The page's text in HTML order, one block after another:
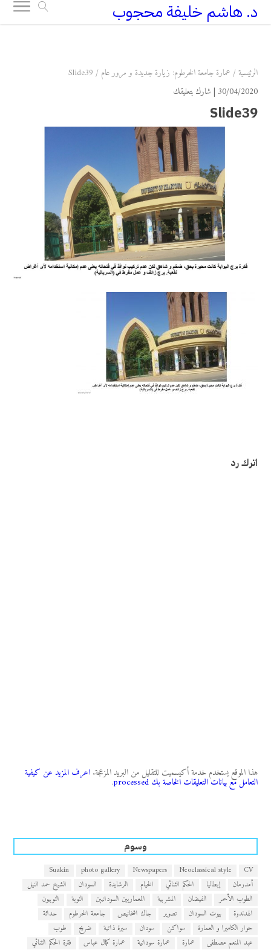
د. هاشم خليفة محجوب
الرئيسية / عمارة جامعة الخرطوم: زيارة جديدة و مرور عام /
Slide39
30/04/2020 | شارك بتعليقك
Slide39
اترك رد
هذا الموقع يستخدم خدمة أكيسميت للتقليل من البريد المزعجة. اعرف المزيد عن كيفية
التعامل مع بيانات التعليقات الخاصة بك processed .
وسوم
CV
Neoclassical style
Newspapers
photo gallery
Suakin
أمدرمان
إيطاليا الحكم الثنائي الخيام الرشايدة السودان
الشيخ حمد النيل
الطوب الأحمر
الفيضان المشربية المعماريين السودانيين النوبة
النوبيون
الهدندوة
بيوت السودان تصوير جاك اشخانيص جامعة الخرطوم
حداثة
حوار الكاميرا و العمارة
سواكن سودان سيرة ذاتية ضريح
طوب
عبد المنعم مصطفى
عمارة عمارة سودانية عمارة كمال عباس
فترة الحكم الثنائي